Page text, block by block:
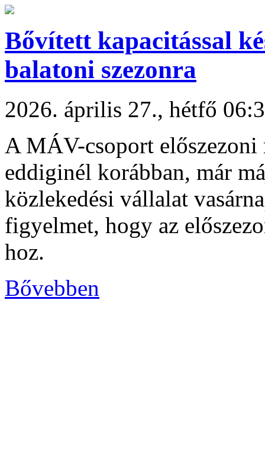
Bővített kapacitással
balatoni szezonra
2026. április 27., hétfő
A MÁV-csoport előszezoni
eddiginél korábban, már
közlekedési vállalat
figyelmet, hogy az
hoz.
Bővebben